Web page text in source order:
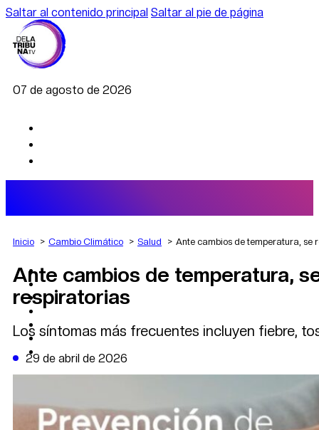
Saltar al contenido principal Saltar al pie de página
07 de agosto de 2026
AGRO
DEPORTES
ECONOMÍA
POLÍTICA
CAMBIO CLIMÁTICO
DATA FIRME
DE LA TRIBUNA TV
Inicio Cambio Climático Salud Ante cambios de temperatura,
Ante cambios de temperatura,
respiratorias
Los síntomas más frecuentes incluyen fiebre,
29 de abril de 2026